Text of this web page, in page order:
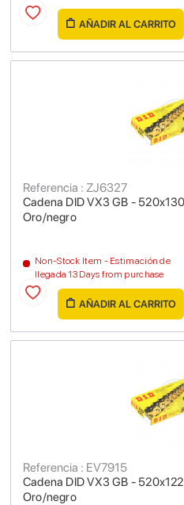
AÑADIR AL CARRITO
Cadena DID VX3 GB -
Oro/negro
Referencia : ZJ6327
Non-Stock Item - Estimación de
llegada 13 Days from purchase
AÑADIR AL CARRITO
Cadena DID VX3 GB -
Oro/negro
Referencia : EV7915